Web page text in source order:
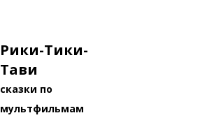
Рики-Тики-
Тави
cказки по
мультфильмам